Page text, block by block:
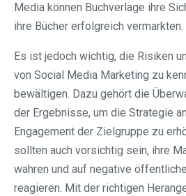
Media können Buchverlage ihre
ihre Bücher erfolgreich vermarkten.
Es ist jedoch wichtig, die Risiken
von Social Media Marketing zu
bewältigen. Dazu gehört die
der Ergebnisse, um die Strategie
Engagement der Zielgruppe zu
sollten auch vorsichtig sein, ihre
wahren und auf negative
reagieren. Mit der richtigen